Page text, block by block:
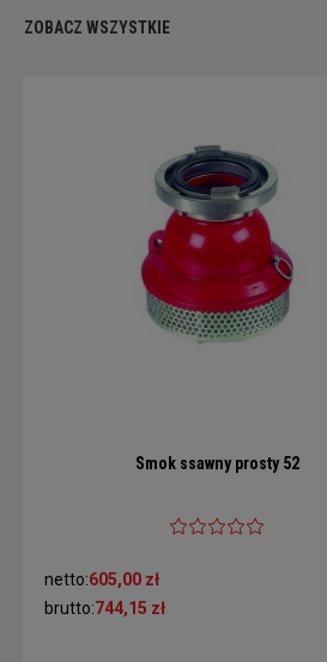
ZOBACZ WSZYSTKIE
Smok ssawny prosty 52
netto:605,00 zł
brutto:744,15 zł